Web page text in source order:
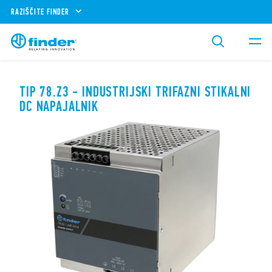
RAZIŠČITE FINDER
TIP 78.Z3 - INDUSTRIJSKI TRIFAZNI STIKALNI
DC NAPAJALNIK